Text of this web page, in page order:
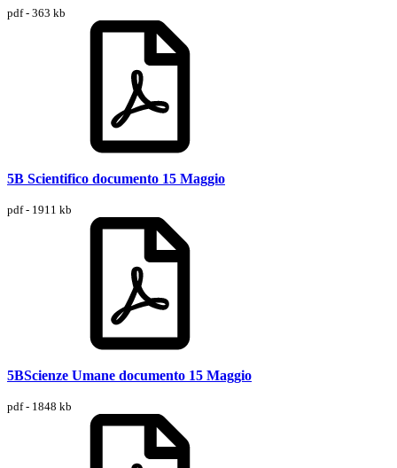
pdf - 363 kb
5B Scientifico documento 15 Maggio
pdf - 1911 kb
5BScienze Umane documento 15 Maggio
pdf - 1848 kb